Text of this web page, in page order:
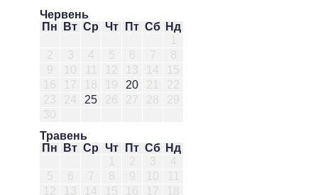
Червень
Пн
Вт Ср Чт Пт Сб Нд
20
25
Травень
Пн
Вт Ср Чт Пт Сб Нд